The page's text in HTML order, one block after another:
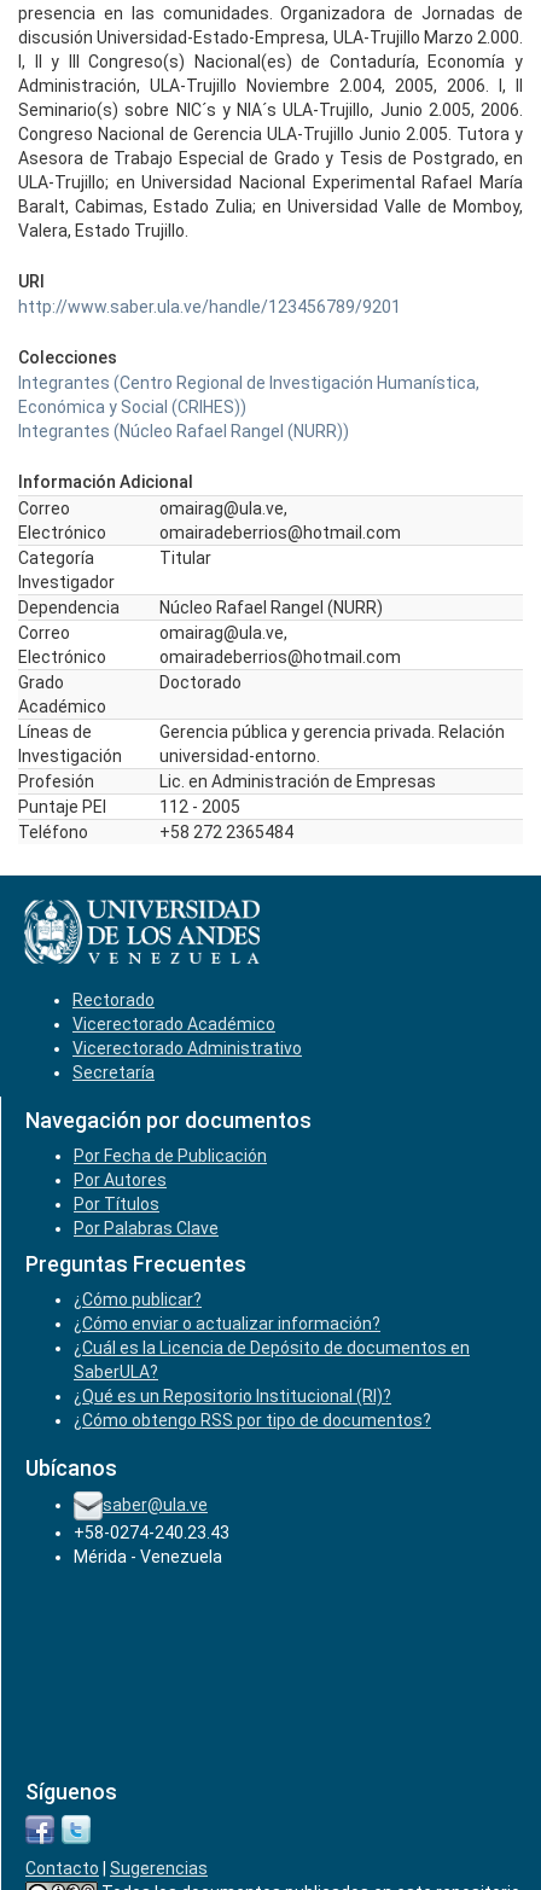
presencia en las comunidades. Organizadora de Jornadas de
discusión Universidad-Estado-Empresa, ULA-Trujillo Marzo 2.000.
I, II y III Congreso(s) Nacional(es) de Contaduría, Economía y
Administración, ULA-Trujillo Noviembre 2.004, 2005, 2006. I, II
Seminario(s) sobre NIC´s y NIA´s ULA-Trujillo, Junio 2.005, 2006.
Congreso Nacional de Gerencia ULA-Trujillo Junio 2.005. Tutora y
Asesora de Trabajo Especial de Grado y Tesis de Postgrado, en
ULA-Trujillo; en Universidad Nacional Experimental Rafael María
Baralt, Cabimas, Estado Zulia; en Universidad Valle de Momboy,
Valera, Estado Trujillo.
URI
http://www.saber.ula.ve/handle/123456789/9201
Colecciones
Integrantes (Centro Regional de Investigación Humanística,
Económica y Social (CRIHES))
Integrantes (Núcleo Rafael Rangel (NURR))
Información Adicional
Correo
Electrónico
omairag@ula.ve,
omairadeberrios@hotmail.com
Categoría
Investigador
Titular
Dependencia
Núcleo Rafael Rangel (NURR)
Correo
Electrónico
omairag@ula.ve,
omairadeberrios@hotmail.com
Grado
Académico
Doctorado
Líneas de
Investigación
Gerencia pública y gerencia privada. Relación
universidad-entorno.
Profesión
Lic. en Administración de Empresas
Puntaje PEI
112 - 2005
Teléfono
+58 272 2365484
Rectorado
Vicerectorado Académico
Vicerectorado Administrativo
Secretaría
Navegación por documentos
Por Fecha de Publicación
Por Autores
Por Títulos
Por Palabras Clave
Preguntas Frecuentes
¿Cómo publicar?
¿Cómo enviar o actualizar información?
¿Cuál es la Licencia de Depósito de documentos en
SaberULA?
¿Qué es un Repositorio Institucional (RI)?
¿Cómo obtengo RSS por tipo de documentos?
Ubícanos
saber@ula.ve
+58-0274-240.23.43
Mérida - Venezuela
Síguenos
Contacto
Sugerencias